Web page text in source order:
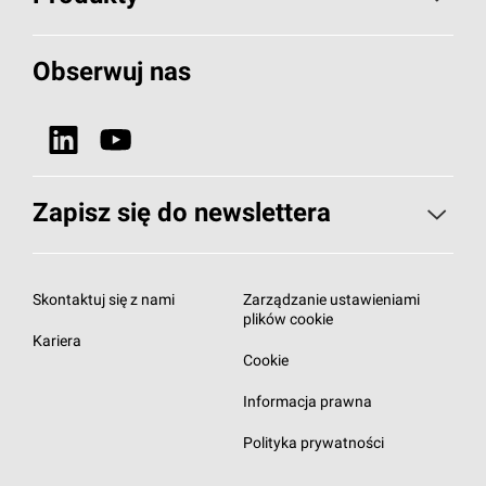
Wiadomości i artykuły
Projekty referencyjne
Dlaczego wełna kamienna?
Izolacje Budowlane
Obserwuj nas
Zapisz się do newslettera
Skontaktuj się z nami
Kariera
Zarządzanie ustawieniami
plików cookie
Cookie
Informacja prawna
Polityka prywatności